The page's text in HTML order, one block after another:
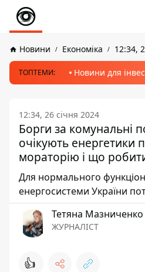
Новини Економіка 12:34,
ТОПТЕМИ: Новини для
12:34, 26 січня 2024
Борги за комунальні
очікують енергетики
мораторію і що
Для нормального
енергосистеми України
Тетяна Мазниченко
ЖУРНАЛІСТ
👍